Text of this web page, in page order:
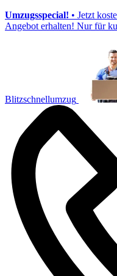
Umzugsspecial! • Jetzt
Angebot erhalten! Nur für
Blitzschnellumzug